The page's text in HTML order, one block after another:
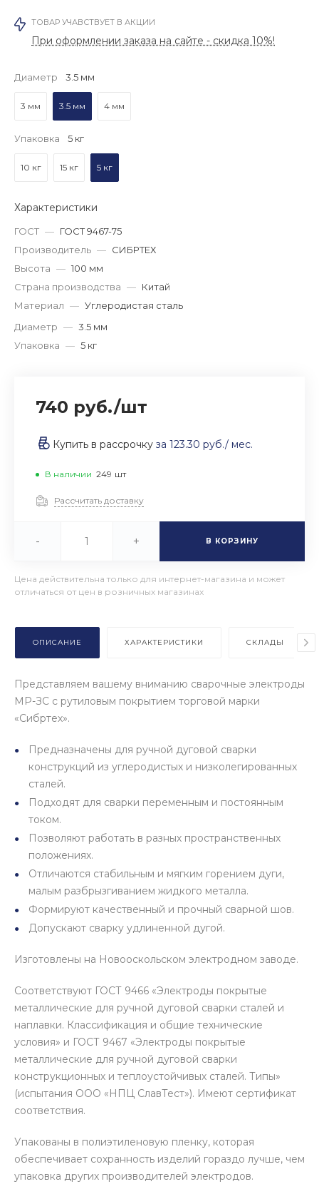
ТОВАР УЧАВСТВУЕТ В АКЦИИ
При оформлении заказа на сайте - скидка 10%!
Диаметр 3.5 мм
3 мм 3.5 мм 4 мм
Упаковка 5 кг
10 кг 15 кг 5 кг
Характеристики
ГОСТ — ГОСТ 9467-75
Производитель — СИБРТЕХ
Высота — 100 мм
Страна производства — Китай
Материал — Углеродистая сталь
Диаметр — 3.5 мм
Упаковка — 5 кг
740 руб./шт
Купить в рассрочку за 123.30 руб./ мес.
В наличии 249 шт
Рассчитать доставку
- + В КОРЗИНУ
Цена действительна только для интернет-магазина и может
отличаться от цен в розничных магазинах
ОПИСАНИЕ ХАРАКТЕРИСТИКИ СКЛАДЫ
Представляем вашему вниманию сварочные электроды
МР-ЗС с рутиловым покрытием торговой марки
«Сибртех».
Предназначены для ручной дуговой сварки
конструкций из углеродистых и низколегированных
сталей.
Подходят для сварки переменным и постоянным
током.
Позволяют работать в разных пространственных
положениях.
Отличаются стабильным и мягким горением дуги,
малым разбрызгиванием жидкого металла.
Формируют качественный и прочный сварной шов.
Допускают сварку удлиненной дугой.
Изготовлены на Новооскольском электродном заводе.
Соответствуют ГОСТ 9466 «Электроды покрытые
металлические для ручной дуговой сварки сталей и
наплавки. Классификация и общие технические
условия» и ГОСТ 9467 «Электроды покрытые
металлические для ручной дуговой сварки
конструкционных и теплоустойчивых сталей. Типы»
(испытания ООО «НПЦ СлавТест»). Имеют сертификат
соответствия.
Упакованы в полиэтиленовую пленку, которая
обеспечивает сохранность изделий гораздо лучше, чем
упаковка других производителей электродов.